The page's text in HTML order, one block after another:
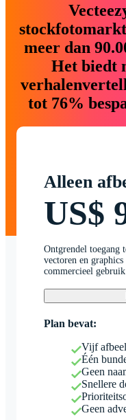
meer dan
Het biedt
tot 76%
Alleen
US$
Ontgrendel toegang
vectoren en
commercieel
Plan bevat:
Vijf
Één
Geen
Snellere
Geen